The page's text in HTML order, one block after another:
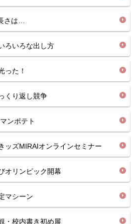
さは…
ろいろな出し方
た！
くり返し競争
ンポテト
ズMIRAIオンラインセミナー
リンピック開幕
マシーン
校内書き初め展